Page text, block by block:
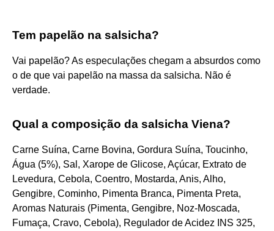
Tem papelão na salsicha?
Vai papelão? As especulações chegam a absurdos como
o de que vai papelão na massa da salsicha. Não é
verdade.
Qual a composição da salsicha Viena?
Carne Suína, Carne Bovina, Gordura Suína, Toucinho,
Água (5%), Sal, Xarope de Glicose, Açúcar, Extrato de
Levedura, Cebola, Coentro, Mostarda, Anis, Alho,
Gengibre, Cominho, Pimenta Branca, Pimenta Preta,
Aromas Naturais (Pimenta, Gengibre, Noz-Moscada,
Fumaça, Cravo, Cebola), Regulador de Acidez INS 325,